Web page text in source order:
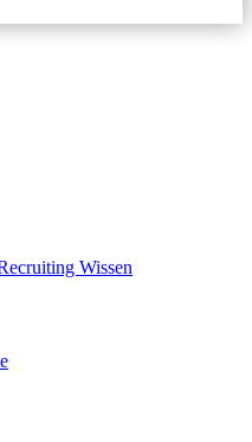
Wissen